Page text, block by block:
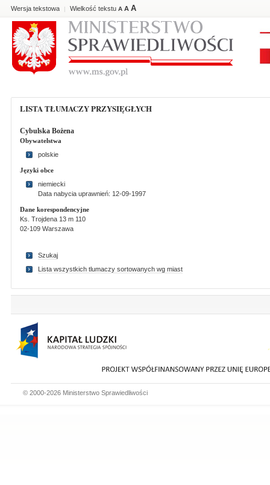
Wersja tekstowa | Wielkość tekstu A A A
LISTA TŁUMACZY PRZYSIĘGŁYCH
Cybulska Bożena
Obywatelstwa
polskie
Języki obce
niemiecki
Data nabycia uprawnień: 12-09-1997
Dane korespondencyjne
Ks. Trojdena 13 m 110
02-109 Warszawa
Szukaj
Lista wszystkich tlumaczy sortowanych wg miast
© 2000-2026 Ministerstwo Sprawiedliwości